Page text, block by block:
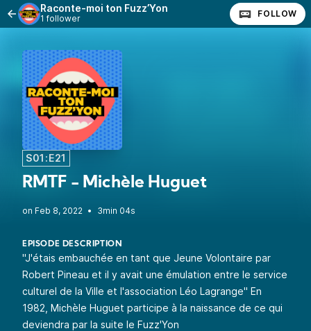
Raconte-moi ton Fuzz’Yon
1 follower FOLLOW
S01:E21
RMTF - Michèle Huguet
• 3min 04s
EPISODE DESCRIPTION
"J'étais embauchée en tant que Jeune Volontaire par
Robert Pineau et il y avait une émulation entre le service
culturel de la Ville et l'association Léo Lagrange" En
1982, Michèle Huguet participe à la naissance de ce qui
deviendra par la suite le Fuzz'Yon